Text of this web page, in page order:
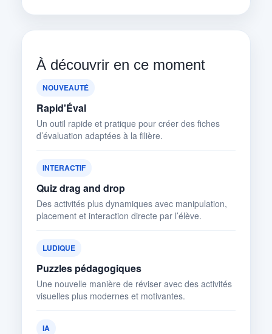
À découvrir en ce moment
NOUVEAUTÉ
Rapid'Éval
Un outil rapide et pratique pour créer des fiches
d’évaluation adaptées à la filière.
INTERACTIF
Quiz drag and drop
Des activités plus dynamiques avec manipulation,
placement et interaction directe par l’élève.
LUDIQUE
Puzzles pédagogiques
Une nouvelle manière de réviser avec des activités
visuelles plus modernes et motivantes.
IA